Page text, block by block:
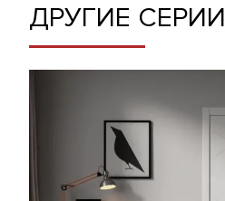
ДРУГИЕ СЕРИИ